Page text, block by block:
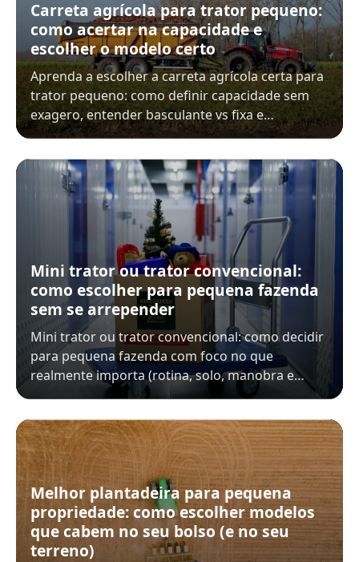
Carreta agrícola para trator pequeno:
como acertar na capacidade e
escolher o modelo certo
Aprenda a escolher a carreta agrícola certa para
trator pequeno: como definir capacidade sem
exagero, entender basculante vs fixa e…
Mini trator ou trator convencional:
como escolher para pequena fazenda
sem se arrepender
Mini trator ou trator convencional: como decidir
para pequena fazenda com foco no que
realmente importa (rotina, solo, manobra e…
Melhor plantadeira para pequena
propriedade: como escolher modelos
que cabem no seu bolso (e no seu
terreno)